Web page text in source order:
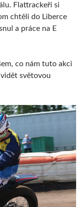
Flattrackeři si
chtěli do Liberce
a práce na E
co nám tuto akci
světovou